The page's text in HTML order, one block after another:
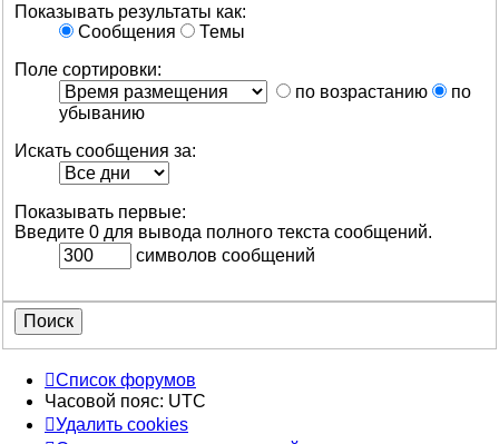
Показывать результаты как:
Сообщения
Темы
Поле сортировки:
по возрастанию
по
убыванию
Искать сообщения за:
Показывать первые:
Введите 0 для вывода полного текста сообщений.
символов сообщений
Список форумов
Часовой пояс: UTC
Удалить cookies